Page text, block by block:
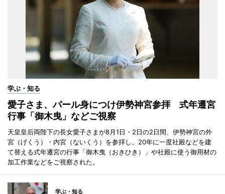
学ぶ・知る
愛子さま、パール身につけ伊勢神宮参拝 式年遷宮
行事「御木曳」などご視察
天皇皇后両陛下の長女愛子さまが8月1日・2日の2日間、伊勢神宮の外
宮（げくう）・内宮（ないくう）を参拝し、20年に一度社殿などを建
て替える式年遷宮の行事「御木曳（おきひき）」や社殿に使う御用材の
加工作業などをご視察された。
学ぶ・知る